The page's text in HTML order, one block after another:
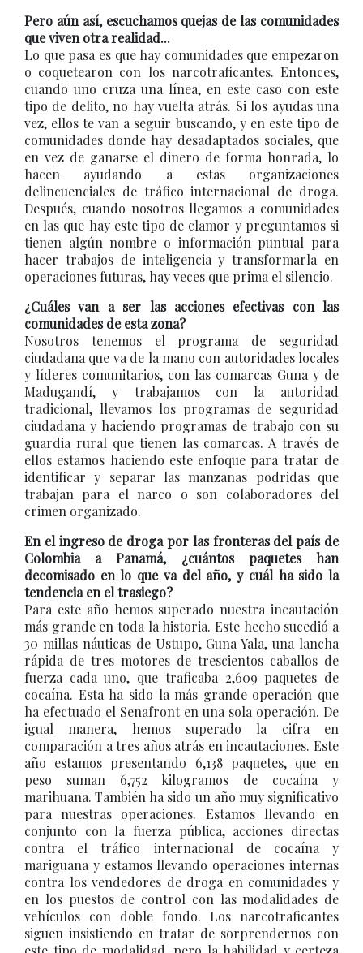
Pero aún así, escuchamos quejas de las comunidades
que viven otra realidad...
Lo que pasa es que hay comunidades que empezaron
o coquetearon con los narcotraficantes. Entonces,
cuando uno cruza una línea, en este caso con este
tipo de delito, no hay vuelta atrás. Si los ayudas una
vez, ellos te van a seguir buscando, y en este tipo de
comunidades donde hay desadaptados sociales, que
en vez de ganarse el dinero de forma honrada, lo
hacen ayudando a estas organizaciones
delincuenciales de tráfico internacional de droga.
Después, cuando nosotros llegamos a comunidades
en las que hay este tipo de clamor y preguntamos si
tienen algún nombre o información puntual para
hacer trabajos de inteligencia y transformarla en
operaciones futuras, hay veces que prima el silencio.
¿Cuáles van a ser las acciones efectivas con las
comunidades de esta zona?
Nosotros tenemos el programa de seguridad
ciudadana que va de la mano con autoridades locales
y líderes comunitarios, con las comarcas Guna y de
Madugandí, y trabajamos con la autoridad
tradicional, llevamos los programas de seguridad
ciudadana y haciendo programas de trabajo con su
guardia rural que tienen las comarcas. A través de
ellos estamos haciendo este enfoque para tratar de
identificar y separar las manzanas podridas que
trabajan para el narco o son colaboradores del
crimen organizado.
En el ingreso de droga por las fronteras del país de
Colombia a Panamá, ¿cuántos paquetes han
decomisado en lo que va del año, y cuál ha sido la
tendencia en el trasiego?
Para este año hemos superado nuestra incautación
más grande en toda la historia. Este hecho sucedió a
30 millas náuticas de Ustupo, Guna Yala, una lancha
rápida de tres motores de trescientos caballos de
fuerza cada uno, que traficaba 2,609 paquetes de
cocaína. Esta ha sido la más grande operación que
ha efectuado el Senafront en una sola operación. De
igual manera, hemos superado la cifra en
comparación a tres años atrás en incautaciones. Este
año estamos presentando 6,138 paquetes, que en
peso suman 6,752 kilogramos de cocaína y
marihuana. También ha sido un año muy significativo
para nuestras operaciones. Estamos llevando en
conjunto con la fuerza pública, acciones directas
contra el tráfico internacional de cocaína y
mariguana y estamos llevando operaciones internas
contra los vendedores de droga en comunidades y
en los puestos de control con las modalidades de
vehículos con doble fondo. Los narcotraficantes
siguen insistiendo en tratar de sorprendernos con